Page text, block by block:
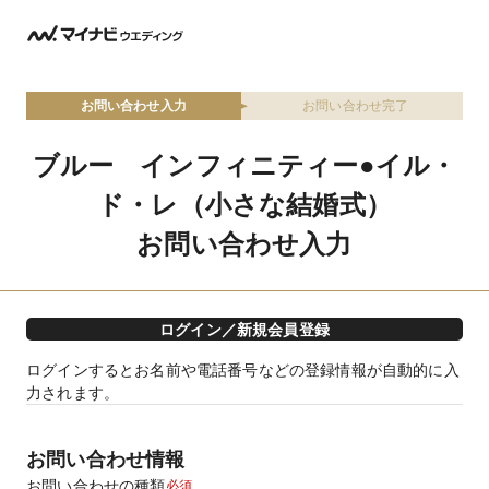
お問い合わせ入力 お問い合わせ完了
ブルー インフィニティー●イル・
ド・レ（小さな結婚式）
お問い合わせ入力
ログイン／新規会員登録
ログインするとお名前や電話番号などの登録情報が自動的に入
力されます。
お問い合わせ情報
お問い合わせの種類必須